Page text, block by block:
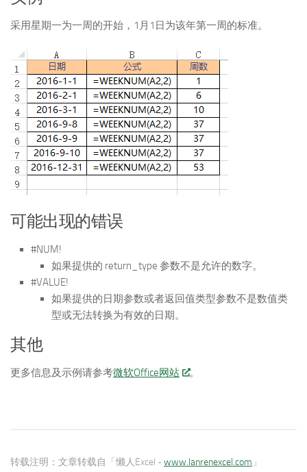
采用星期一为一周的开始，1月1日为该年第一周的标准。
可能出现的错误
#NUM!
如果提供的 return_type 参数不是允许的数字。
#VALUE!
如果提供的日期参数或者返回值类型参数不是数值类
型或无法转换为有效的日期。
其他
更多信息及示例请参考微软Office网站 。
转载注明： 文章转载自「懒人Excel -www.lanrenexcel.com 」